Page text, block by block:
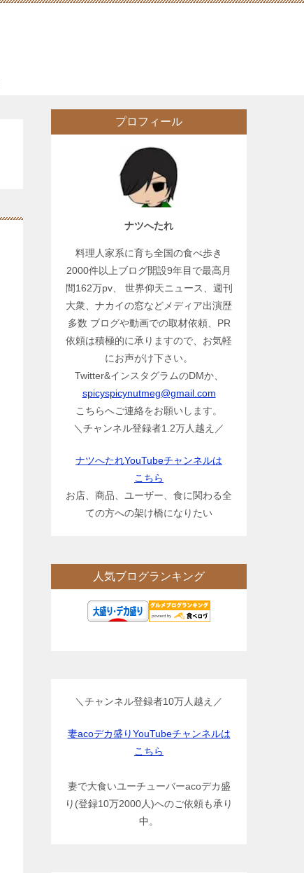
プロフィール
ナツへたれ
料理人家系に育ち全国の食べ歩き
2000件以上ブログ開設9年目で最高月
間162万pv、 世界仰天ニュース、週刊
大衆、ナカイの窓などメディア出演歴
多数 ブログや動画での取材依頼、PR
依頼は積極的に承りますので、お気軽
にお声がけ下さい。
Twitter&インスタグラムのDMか、
spicyspicynutmeg@gmail.com
こちらへご連絡をお願いします。
＼チャンネル登録者1.2万人越え／
ナツへたれYouTubeチャンネルは
こちら
お店、商品、ユーザー、食に関わる全
ての方への架け橋になりたい
人気ブログランキング
＼チャンネル登録者10万人越え／
妻acoデカ盛りYouTubeチャンネルは
こちら
妻で大食いユーチューバーacoデカ盛
り(登録10万2000人)へのご依頼も承り
中。